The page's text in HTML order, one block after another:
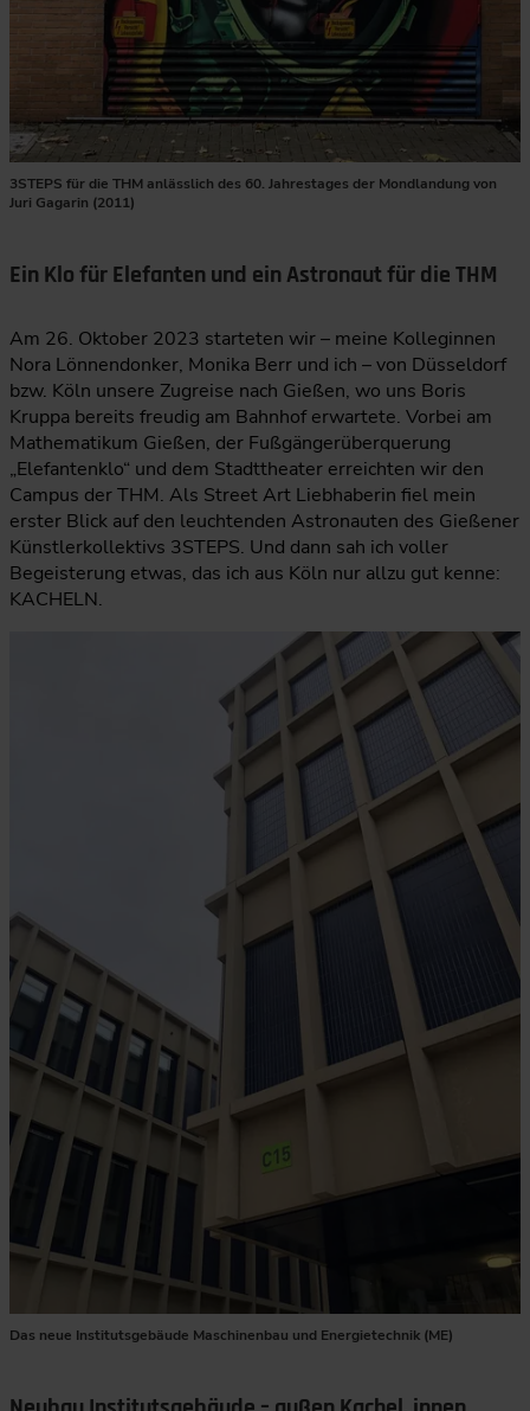
3STEPS für die THM anlässlich des 60. Jahrestages der Mondlandung von
Juri Gagarin (2011)
Ein Klo für Elefanten und ein Astronaut für die THM
Am 26. Oktober 2023 starteten wir – meine Kolleginnen
Nora Lönnendonker, Monika Berr und ich – von Düsseldorf
bzw. Köln unsere Zugreise nach Gießen, wo uns Boris
Kruppa bereits freudig am Bahnhof erwartete. Vorbei am
Mathematikum Gießen, der Fußgängerüberquerung
„Elefantenklo“ und dem Stadttheater erreichten wir den
Campus der THM. Als Street Art Liebhaberin fiel mein
erster Blick auf den leuchtenden Astronauten des Gießener
Künstlerkollektivs 3STEPS. Und dann sah ich voller
Begeisterung etwas, das ich aus Köln nur allzu gut kenne:
KACHELN.
Das neue Institutsgebäude Maschinenbau und Energietechnik (ME)